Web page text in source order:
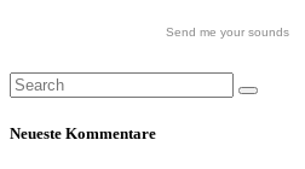
Send me your sounds
Neueste Kommentare